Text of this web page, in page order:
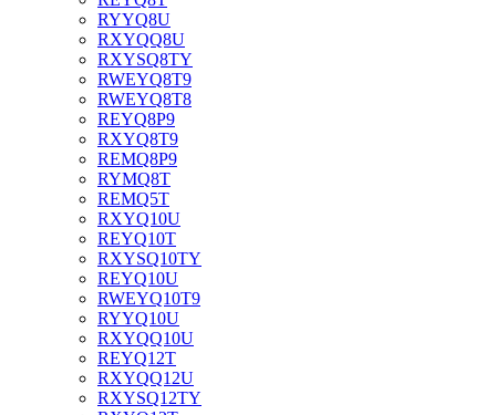
RYYQ8U
RXYQQ8U
RXYSQ8TY
RWEYQ8T9
RWEYQ8T8
REYQ8P9
RXYQ8T9
REMQ8P9
RYMQ8T
REMQ5T
RXYQ10U
REYQ10T
RXYSQ10TY
REYQ10U
RWEYQ10T9
RYYQ10U
RXYQQ10U
REYQ12T
RXYQQ12U
RXYSQ12TY